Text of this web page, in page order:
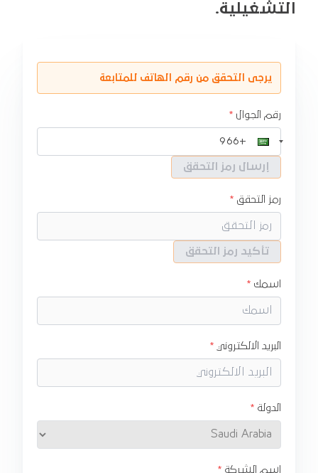
التشغيلية.
يرجى التحقق من رقم الهاتف للمتابعة
رقم الجوال
إرسال رمز التحقق
رمز التحقق
تأكيد رمز التحقق
اسمك
البريد الالكتروني
الدولة
اسم الشركة